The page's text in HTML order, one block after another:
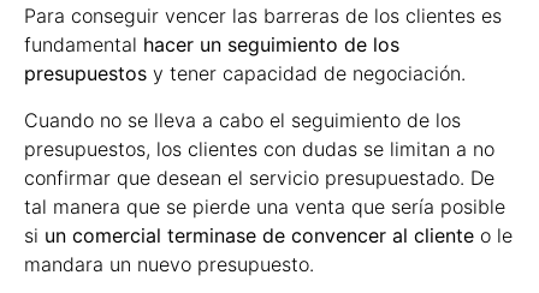
Para conseguir vencer las barreras de los clientes es
fundamental hacer un seguimiento de los
presupuestos y tener capacidad de negociación.
Cuando no se lleva a cabo el seguimiento de los
presupuestos, los clientes con dudas se limitan a no
confirmar que desean el servicio presupuestado. De
tal manera que se pierde una venta que sería posible
si un comercial terminase de convencer al cliente o le
mandara un nuevo presupuesto.